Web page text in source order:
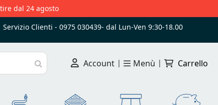
dal 24 agosto
Servizio Clienti - 0975 030439- dal Lun-Ven 9:30-18.00
Cerca
Account | Menù | Carrello